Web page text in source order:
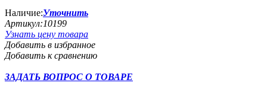
Наличие:Уточнить
Артикул:10199
Узнать цену товара
Добавить в избранное
Добавить к сравнению
ЗАДАТЬ ВОПРОС О ТОВАРЕ